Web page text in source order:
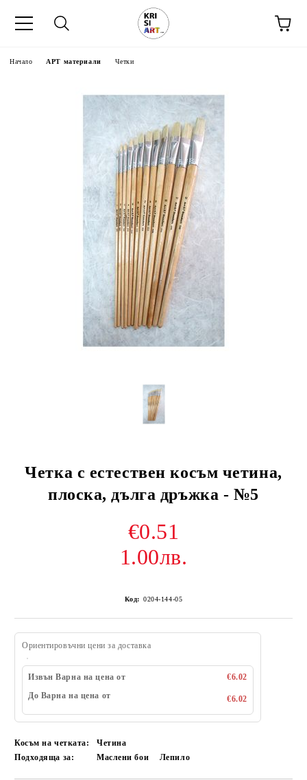
Начало АРТ материали Четки
Четка с естествен косъм четина,
плоска, дълга дръжка - №5
€0.51
1.00лв.
Код: 0204-144-05
Ориентировъчни цени за доставка
Извън Варна на цена от
€6.02
До Варна на цена от
€6.02
Косъм на четката:
Четина
Подходяща за:
Маслени бои Лепило